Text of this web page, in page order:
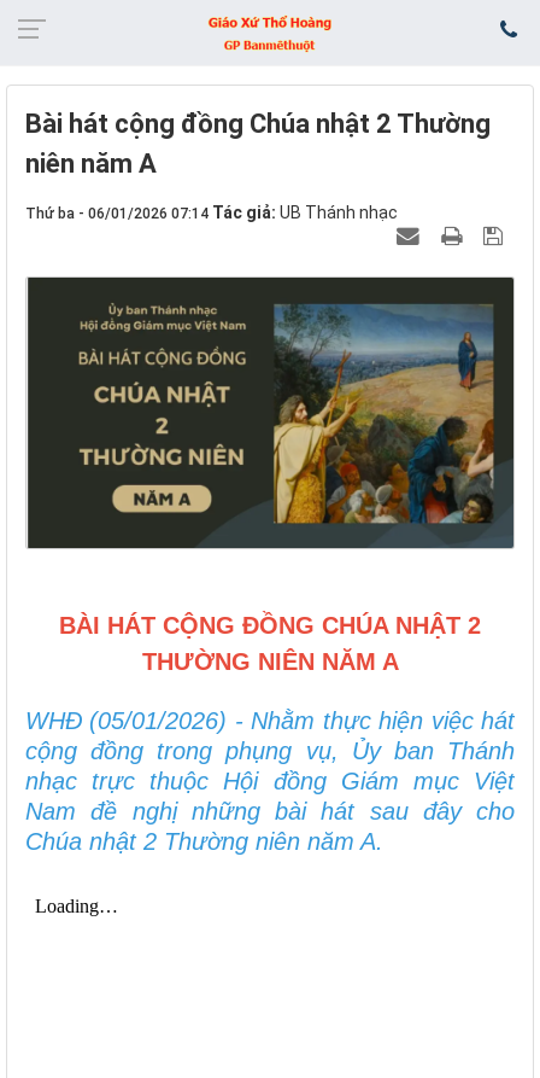
Bài hát cộng đồng Chúa nhật 2 Thường
niên năm A
Thứ ba - 06/01/2026 07:14 Tác giả: UB Thánh nhạc
BÀI HÁT CỘNG ĐỒNG CHÚA NHẬT 2
THƯỜNG NIÊN NĂM A
WHĐ (05/01/2026) - Nhằm thực hiện việc hát
cộng đồng trong phụng vụ, Ủy ban Thánh
nhạc trực thuộc Hội đồng Giám mục Việt
Nam đề nghị những bài hát sau đây cho
Chúa nhật 2 Thường niên năm A.